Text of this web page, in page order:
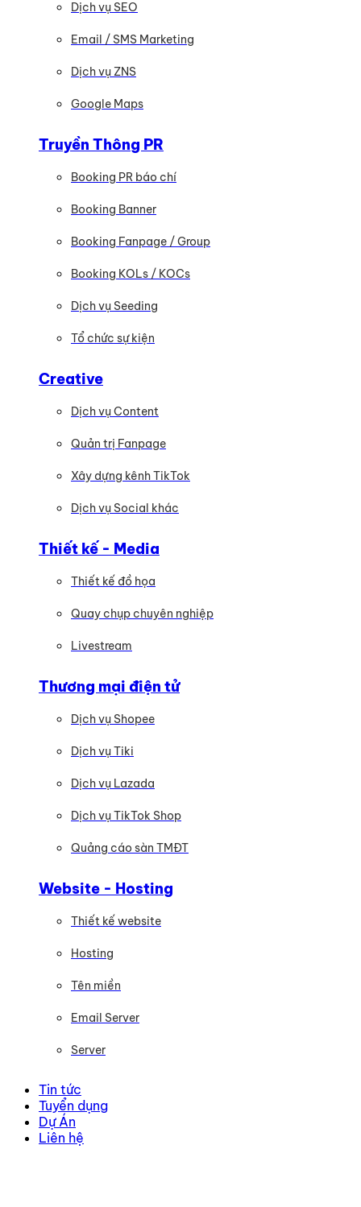
Dịch vụ SEO
Email / SMS Marketing
Dịch vụ ZNS
Google Maps
Truyền Thông PR
Booking PR báo chí
Booking Banner
Booking Fanpage / Group
Booking KOLs / KOCs
Dịch vụ Seeding
Tổ chức sự kiện
Creative
Dịch vụ Content
Quản trị Fanpage
Xây dựng kênh TikTok
Dịch vụ Social khác
Thiết kế - Media
Thiết kế đồ họa
Quay chụp chuyên nghiệp
Livestream
Thương mại điện tử
Dịch vụ Shopee
Dịch vụ Tiki
Dịch vụ Lazada
Dịch vụ TikTok Shop
Quảng cáo sàn TMĐT
Website - Hosting
Thiết kế website
Hosting
Tên miền
Email Server
Server
Tin tức
Tuyển dụng
Dự Án
Liên hệ